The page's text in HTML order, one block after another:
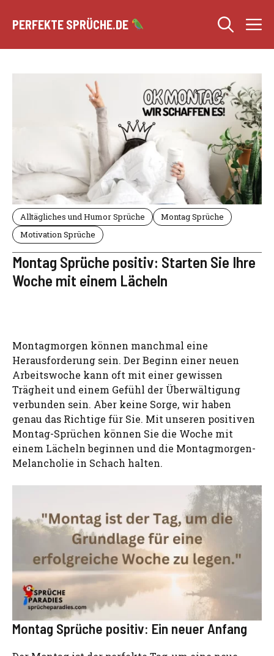
Inhalt
PERFEKTE SPRÜCHE.DE
Alltägliches und Humor Sprüche
Montag Sprüche
Motivation Sprüche
Montag Sprüche positiv: Starten Sie Ihre
Woche mit einem Lächeln
Montagmorgen können manchmal eine
Herausforderung sein. Der Beginn einer neuen
Arbeitswoche kann oft mit einer gewissen
Trägheit und einem Gefühl der Überwältigung
verbunden sein. Aber keine Sorge, wir haben
genau das Richtige für Sie. Mit unseren positiven
Montag-Sprüchen können Sie die Woche mit
einem Lächeln beginnen und die Montagmorgen-
Melancholie in Schach halten.
Montag Sprüche positiv: Ein neuer Anfang